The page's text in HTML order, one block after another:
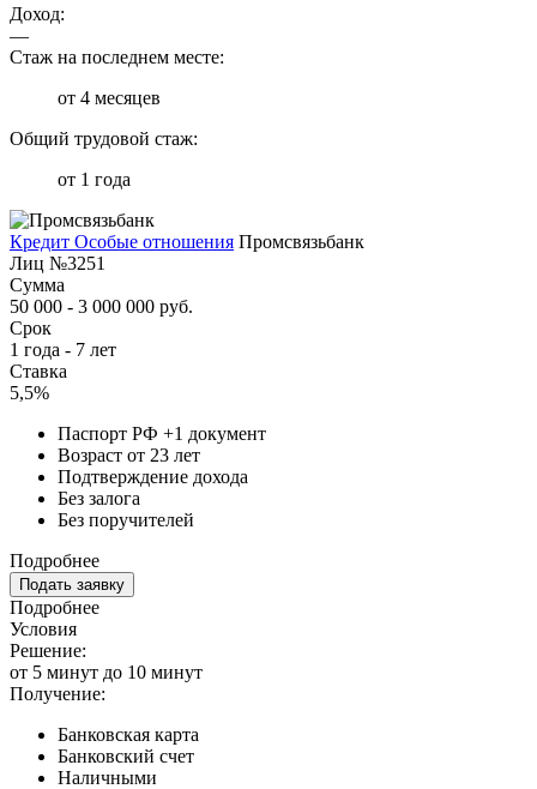
Доход:
—
Стаж на последнем месте:
от 4 месяцев
Общий трудовой стаж:
от 1 года
Кредит Особые отношения Промсвязьбанк
Лиц №3251
Сумма
50 000 - 3 000 000 руб.
Срок
1 года - 7 лет
Ставка
5,5%
Паспорт РФ +1 документ
Возраст от 23 лет
Подтверждение дохода
Без залога
Без поручителей
Подробнее
Подать заявку
Подробнее
Условия
Решение:
от 5 минут до 10 минут
Получение:
Банковская карта
Банковский счет
Наличными